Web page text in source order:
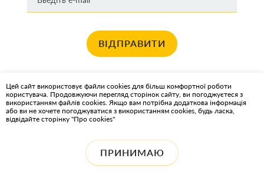
ВІДПРАВИТИ
КАРТА САЙТА
Цей сайт використовує файли cookies для більш комфортної роботи
користувача. Продовжуючи перегляд сторінок сайту, ви погоджуєтеся з
використанням файлів cookies. Якщо вам потрібна додаткова інформація
або ви не хочете погоджуватися з використанням cookies, будь ласка,
відвідайте сторінку "Про cookies"
ПРИНИМАЮ